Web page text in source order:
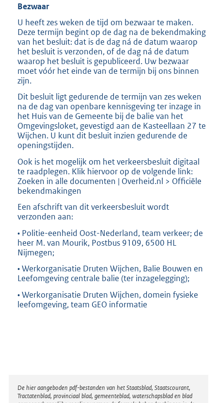
Bezwaar
U heeft zes weken de tijd om bezwaar te maken.
Deze termijn begint op de dag na de bekendmaking
van het besluit: dat is de dag ná de datum waarop
het besluit is verzonden, of de dag ná de datum
waarop het besluit is gepubliceerd. Uw bezwaar
moet vóór het einde van de termijn bij ons binnen
zijn.
Dit besluit ligt gedurende de termijn van zes weken
na de dag van openbare kennisgeving ter inzage in
het Huis van de Gemeente bij de balie van het
Omgevingsloket, gevestigd aan de Kasteellaan 27 te
Wijchen. U kunt dit besluit inzien gedurende de
openingstijden.
Ook is het mogelijk om het verkeersbesluit digitaal
te raadplegen. Klik hiervoor op de volgende link:
Zoeken in alle documenten | Overheid.nl > Officiële
bekendmakingen
Een afschrift van dit verkeersbesluit wordt
verzonden aan:
• Politie-eenheid Oost-Nederland, team verkeer; de
heer M. van Mourik, Postbus 9109, 6500 HL
Nijmegen;
• Werkorganisatie Druten Wijchen, Balie Bouwen en
Leefomgeving centrale balie (ter inzagelegging);
• Werkorganisatie Druten Wijchen, domein fysieke
leefomgeving, team GEO informatie
Disclaimer
De hier aangeboden pdf-bestanden van het Staatsblad, Staatscourant,
Tractatenblad, provinciaal blad, gemeenteblad, waterschapsblad en blad